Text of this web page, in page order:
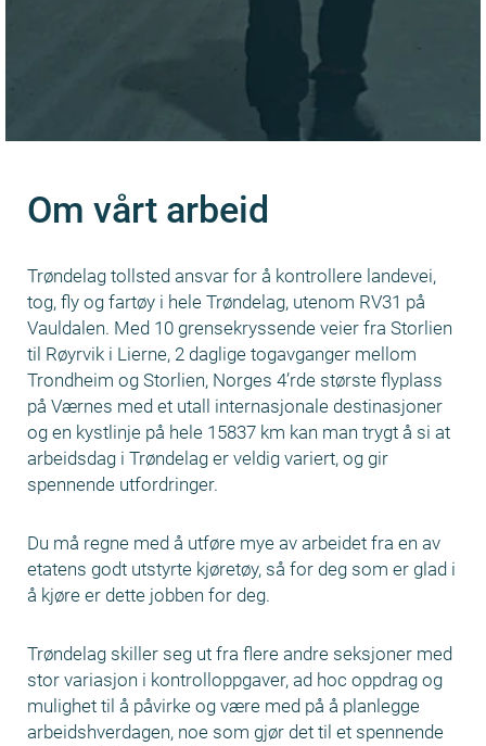
Om vårt arbeid
Trøndelag tollsted ansvar for å kontrollere landevei,
tog, fly og fartøy i hele Trøndelag, utenom RV31 på
Vauldalen. Med 10 grensekryssende veier fra Storlien
til Røyrvik i Lierne, 2 daglige togavganger mellom
Trondheim og Storlien, Norges 4’rde største flyplass
på Værnes med et utall internasjonale destinasjoner
og en kystlinje på hele 15837 km kan man trygt å si at
arbeidsdag i Trøndelag er veldig variert, og gir
spennende utfordringer.
Du må regne med å utføre mye av arbeidet fra en av
etatens godt utstyrte kjøretøy, så for deg som er glad i
å kjøre er dette jobben for deg.
Trøndelag skiller seg ut fra flere andre seksjoner med
stor variasjon i kontrolloppgaver, ad hoc oppdrag og
mulighet til å påvirke og være med på å planlegge
arbeidshverdagen, noe som gjør det til et spennende